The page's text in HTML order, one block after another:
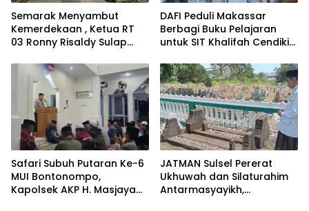
Semarak Menyambut
Kemerdekaan , Ketua RT
03 Ronny Risaldy Sulap
DAFI Peduli Makassar
Berbagi Buku Pelajaran
untuk SIT Khalifah Cendikia
Maros
Safari Subuh Putaran Ke-6
MUI Bontonompo,
Kapolsek AKP H. Masjaya
JATMAN Sulsel Pererat
Ukhuwah dan Silaturahim
Antarmasyayikh,